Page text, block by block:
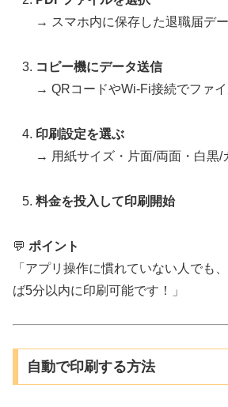
→ スマホ内に保存した退職届デー
コピー機にデータ送信
→ QRコードやWi-Fi接続でファイ
印刷設定を選ぶ
→ 用紙サイズ・片面/両面・白黒/
料金を投入して印刷開始
💬 ポイント
「アプリ操作に慣れていない人でも
ば5分以内に印刷可能です！」
自動で印刷する方法